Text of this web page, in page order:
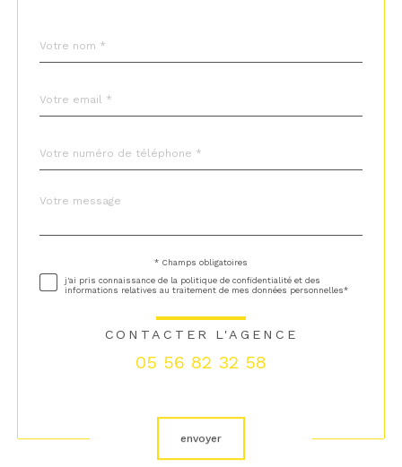
par
*
*
*
Fieldset
Message
*
* Champs obligatoires
j'ai pris connaissance de la politique de confidentialité et des
informations relatives au traitement de mes données personnelles*
CONTACTER L'AGENCE
05 56 82 32 58
envoyer